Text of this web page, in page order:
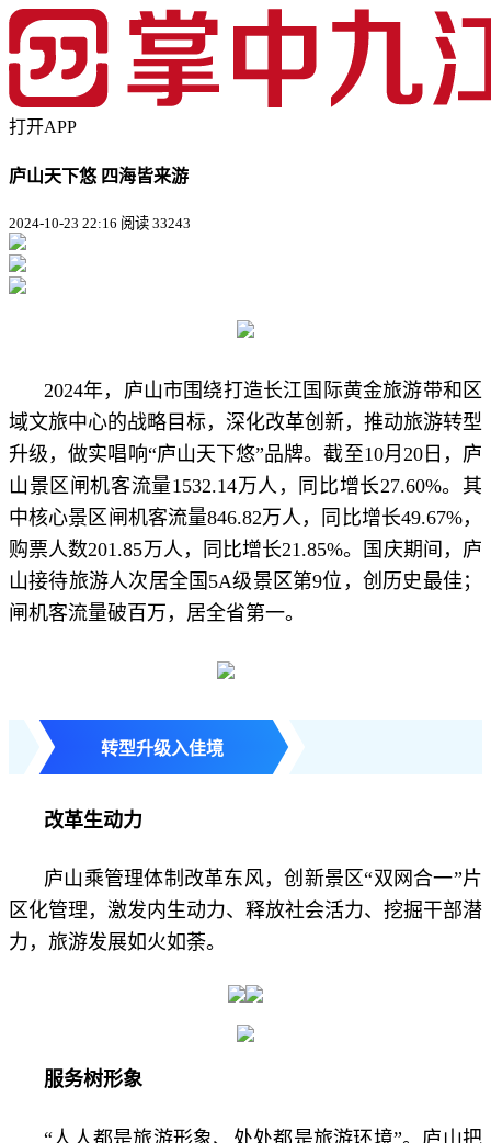
打开APP
庐山天下悠 四海皆来游
2024-10-23 22:16 阅读 33243
2024年，庐山市围绕打造长江国际黄金旅游带和区
域文旅中心的战略目标，深化改革创新，推动旅游转型
升级，做实唱响“庐山天下悠”品牌。截至10月20日，庐
山景区闸机客流量1532.14万人，同比增长27.60%。其
中核心景区闸机客流量846.82万人，同比增长49.67%，
购票人数201.85万人，同比增长21.85%。国庆期间，庐
山接待旅游人次居全国5A级景区第9位，创历史最佳；
闸机客流量破百万，居全省第一。
转型升级入佳境
改革生动力
庐山乘管理体制改革东风，创新景区“双网合一”片
区化管理，激发内生动力、释放社会活力、挖掘干部潜
力，旅游发展如火如荼。
服务树形象
“人人都是旅游形象、处处都是旅游环境”。庐山把